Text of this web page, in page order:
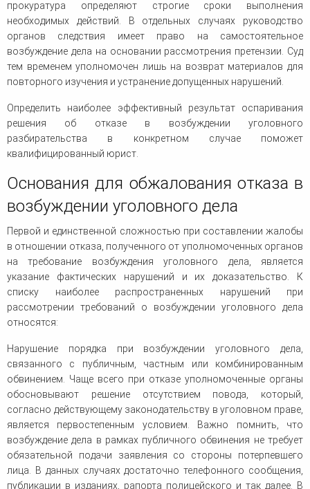
прокуратура определяют строгие сроки выполнения
необходимых действий. В отдельных случаях руководство
органов следствия имеет право на самостоятельное
возбуждение дела на основании рассмотрения претензии. Суд
тем временем уполномочен лишь на возврат материалов для
повторного изучения и устранение допущенных нарушений.
Определить наиболее эффективный результат оспаривания
решения об отказе в возбуждении уголовного
разбирательства в конкретном случае поможет
квалифицированный юрист.
Основания для обжалования отказа в
возбуждении уголовного дела
Первой и единственной сложностью при составлении жалобы
в отношении отказа, полученного от уполномоченных органов
на требование возбуждения уголовного дела, является
указание фактических нарушений и их доказательство. К
списку наиболее распространенных нарушений при
рассмотрении требований о возбуждении уголовного дела
относятся:
Нарушение порядка при возбуждении уголовного дела,
связанного с публичным, частным или комбинированным
обвинением. Чаще всего при отказе уполномоченные органы
обосновывают решение отсутствием повода, который,
согласно действующему законодательству в уголовном праве,
является первостепенным условием. Важно помнить, что
возбуждение дела в рамках публичного обвинения не требует
обязательной подачи заявления со стороны потерпевшего
лица. В данных случаях достаточно телефонного сообщения,
публикации в изданиях, рапорта полицейского и так далее. В